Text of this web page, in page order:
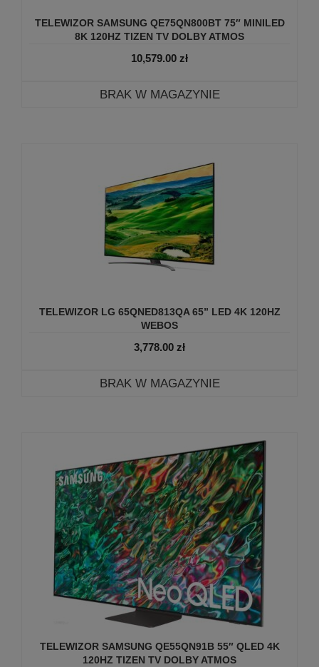
TELEWIZOR SAMSUNG QE75QN800BT 75″ MINILED
8K 120HZ TIZEN TV DOLBY ATMOS
10,579.00 zł
BRAK W MAGAZYNIE
TELEWIZOR LG 65QNED813QA 65” LED 4K 120HZ
WEBOS
3,778.00 zł
BRAK W MAGAZYNIE
TELEWIZOR SAMSUNG QE55QN91B 55″ QLED 4K
120HZ TIZEN TV DOLBY ATMOS